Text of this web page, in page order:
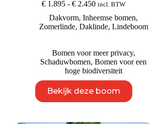
€ 1.895 - € 2.450Prijsklasse:
tot
€ 2.450
incl. BTW
Dakvorm,Inheemse bomen,
Zomerlinde, Daklinde, Lindeboom
Bomen voor meer privacy,
Schaduwbomen,Bomen voor een
hoge biodiversiteit
Bekijk deze boom
product
heeft